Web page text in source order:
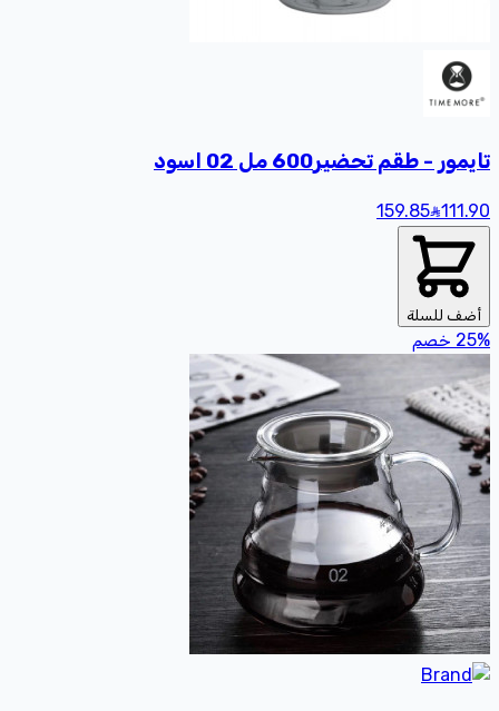
تايمور - طقم تحضير600 مل 02 اسود
111.90
159.85
أضف للسلة
25% خصم